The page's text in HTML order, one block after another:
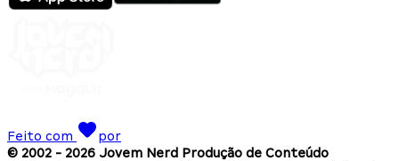
Feito com
por
© 2002 - 2026 Jovem Nerd Produção de Conteúdo